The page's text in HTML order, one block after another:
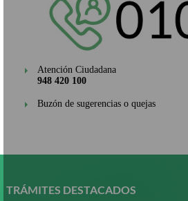
Atención Ciudadana
948 420 100
Buzón de sugerencias o quejas
contenido
TRÁMITES DESTACADOS